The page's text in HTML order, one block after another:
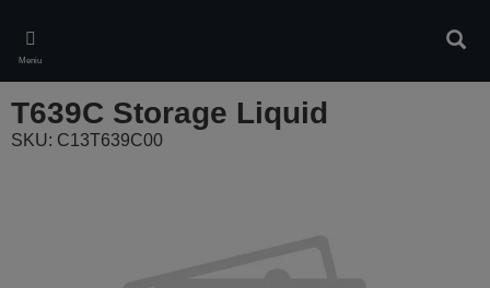
main
content
Meniu
T639C Storage Liquid
SKU: C13T639C00